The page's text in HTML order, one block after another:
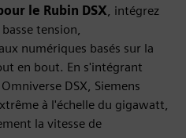
le Rubin DSX, intégrez
tension,
numériques basés sur la
en bout. En s'intégrant
DSX, Siemens
à l'échelle du gigawatt,
la vitesse de